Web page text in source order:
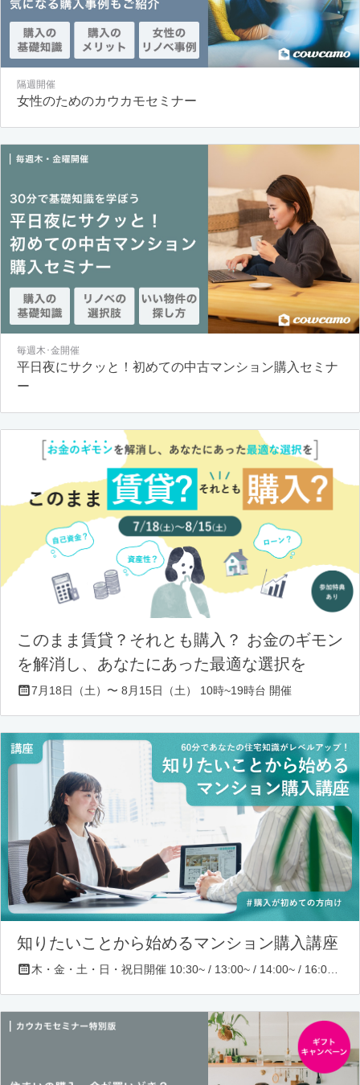
隔週開催
女性のためのカウカモセミナー
毎週木･金開催
平日夜にサクッと！初めての中古マンション購入セミナ
ー
このまま賃貸？それとも購入？ お金のギモン
を解消し、あなたにあった最適な選択を
7月18日（土）〜 8月15日（土） 10時~19時台 開催
知りたいことから始めるマンション購入講座